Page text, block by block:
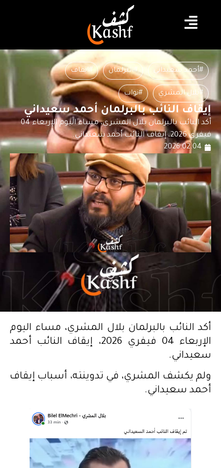
#أحمد سعيداني #البرلمان #ايقاف
#بلال المشري #نواب
إيقاف النائب بالبرلمان أحمد سعيداني
أكد النائب بالبرلمان بلال المشري، مساء اليوم الإربعاء 04
فيفري 2026، إيقاف النائب أحمد سعيداني.
2026.02.04
أكد النائب بالبرلمان بلال المشري، مساء اليوم
الإربعاء 04 فيفري 2026، إيقاف النائب أحمد
سعيداني.
ولم يكشف المشري، في تدوينته، أسباب إيقاف
أحمد سعيداني.